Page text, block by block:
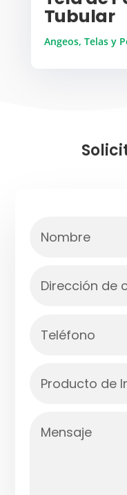
Tubular
Angeos, Telas y